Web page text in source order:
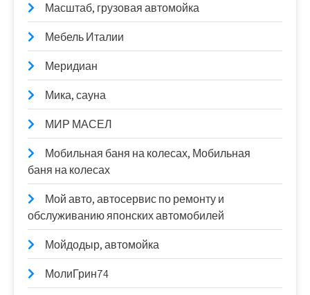
Масштаб, грузовая автомойка
Мебель Италии
Меридиан
Мика, сауна
МИР МАСЕЛ
Мобильная баня на колесах, Мобильная
баня на колесах
Мой авто, автосервис по ремонту и
обслуживанию японских автомобилей
Мойдодыр, автомойка
МолиГрин74